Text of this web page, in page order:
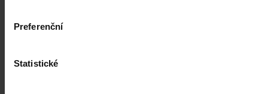
Preferenční
Statistické